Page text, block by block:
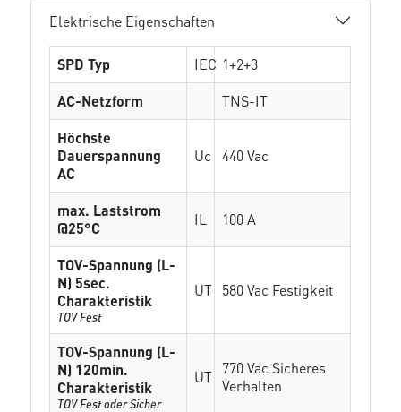
Elektrische Eigenschaften
SPD Typ IEC 1+2+3
AC-Netzform
TNS-IT
Höchste
Dauerspannung
AC
Uc 440 Vac
max. Laststrom
@25°C
IL 100 A
TOV-Spannung (L-
N) 5sec.
Charakteristik
TOV Fest
UT 580 Vac Festigkeit
TOV-Spannung (L-
N) 120min.
Charakteristik
TOV Fest oder Sicher
UT 770 Vac Sicheres
Verhalten